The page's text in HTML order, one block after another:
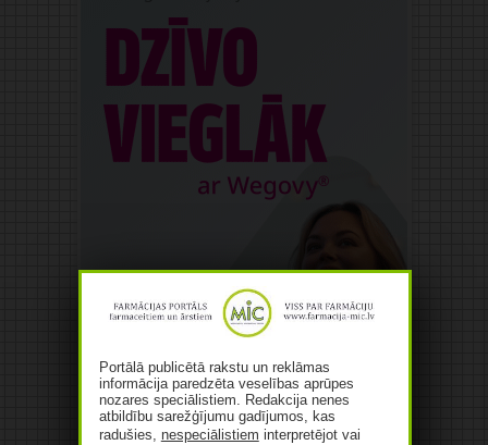
Portālā publicētā rakstu un reklāmas
informācija paredzēta veselības aprūpes
nozares speciālistiem. Redakcija nenes
atbildību sarežģījumu gadījumos, kas
radušies, nespeciālistiem interpretējot vai